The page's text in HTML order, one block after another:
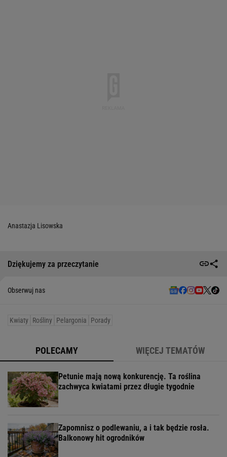
Anastazja Lisowska
Dziękujemy za przeczytanie
Obserwuj nas
Kwiaty Rośliny Pelargonia Porady
POLECAMY WIĘCEJ TEMATÓW
Petunie mają nową konkurencję. Ta roślina
zachwyca kwiatami przez długie tygodnie
Zapomnisz o podlewaniu, a i tak będzie rosła.
Balkonowy hit ogrodników